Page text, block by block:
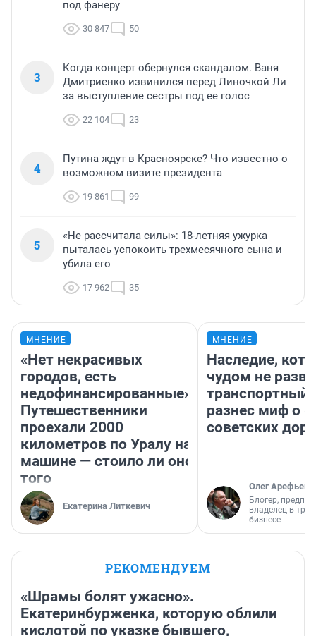
под фанеру
30 847 50
3
Когда концерт обернулся скандалом. Ваня
Дмитриенко извинился перед Линочкой Ли
за выступление сестры под ее голос
22 104 23
4
Путина ждут в Красноярске? Что известно о
возможном визите президента
19 861 99
5
«Не рассчитала силы»: 18-летняя ужурка
пыталась успокоить трехмесячного сына и
убила его
17 962 35
МНЕНИЕ
«Нет некрасивых
городов, есть
недофинансированные».
Путешественники
проехали 2000
километров по Уралу на
машине — стоило ли оно
того
Екатерина Литкевич
МНЕНИЕ
Наследие,
чудом не
транспортный
разнес миф о
советских
Олег Арефьев
Блогер,
владелец в
бизнесе
РЕКОМЕНДУЕМ
«Шрамы болят ужасно».
Екатеринбурженка, которую облили
кислотой по указке бывшего,